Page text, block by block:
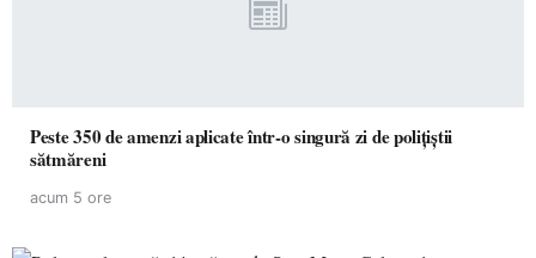
Peste 350 de amenzi aplicate într-o singură zi de polițiștii
sătmăreni
acum 5 ore